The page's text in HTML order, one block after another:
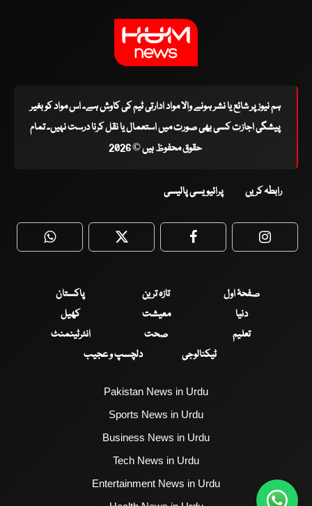
ہم نیوز پر شائع یا نشر ہونے والا مواد ادارتی ٹیم کی کاوش ہے۔ اس مواد کو بغیر
پیشگی اجازت کسی بھی صورت میں استعمال یا نقل کرنا درست نہیں۔ تمام
حقوق محفوظ ہیں © 2026
رابطہ کریں پرائیویسی پالیسی
WhatsApp Twitter Facebook
صفحۂ اول تازہ ترین
پاکستان
دنیا
معیشت
کھیل
تعلیم
صحت
انٹرٹینمنٹ
ٹیکنالوجی
دلچسپ و عجیب
Pakistan News in Urdu
Sports News in Urdu
Business News in Urdu
Tech News in Urdu
Entertainment News in Urdu